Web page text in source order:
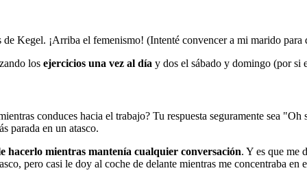
Kegel. ¡Arriba el femenismo! (Intenté convencer a mi marido para
los ejercicios una vez al día y dos el sábado y domingo (por si
conduces hacia el trabajo? Tu respuesta seguramente sea
parada en un atasco.
hacerlo mientras mantenía cualquier conversación. Y es que me
pero casi le doy al coche de delante mientras me concentraba en